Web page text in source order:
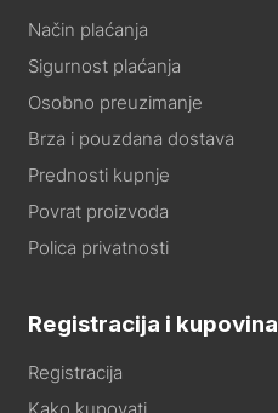
Način plaćanja
Sigurnost plaćanja
Osobno preuzimanje
Brza i pouzdana dostava
Prednosti kupnje
Povrat proizvoda
Polica privatnosti
Registracija i kupovina
Registracija